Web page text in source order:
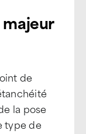
de
la pose
type de